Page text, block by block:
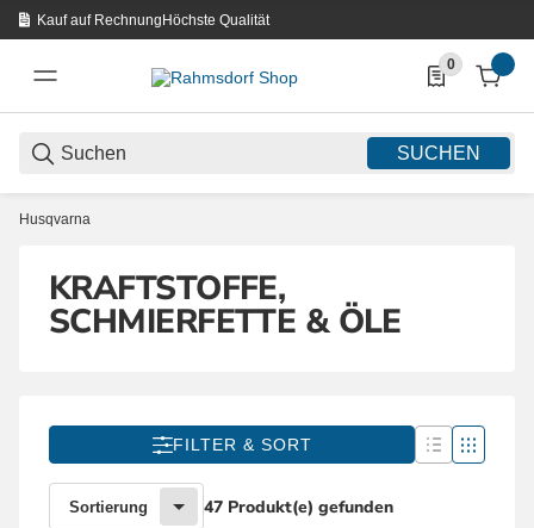
Kauf auf RechnungHöchste Qualität
SUCHEN
0
0 Produkte in
Husqvarna
KRAFTSTOFFE,
SCHMIERFETTE & ÖLE
FILTER & SORT
Sortierung 47 Produkt(e) gefunden